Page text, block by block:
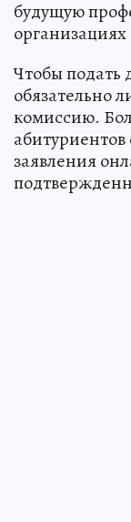
будущую
Чтобы подать
обязательно
комиссию.
заявления